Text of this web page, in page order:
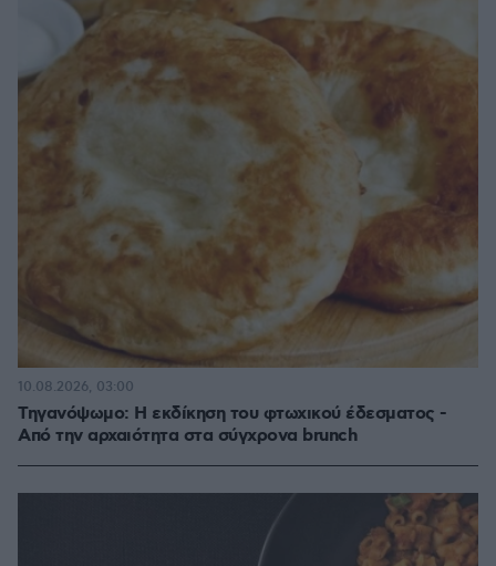
Τηγανόψωμο: Η εκδίκηση του φτωχικού έδεσματος -
Από την αρχαιότητα στα σύγχρονα brunch
10.08.2026, 03:00